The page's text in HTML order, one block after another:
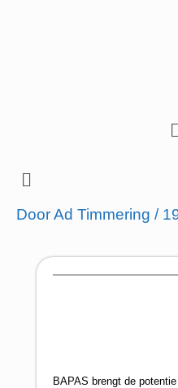
Menu
DoorAd Timmering /
BAPAS brengt de